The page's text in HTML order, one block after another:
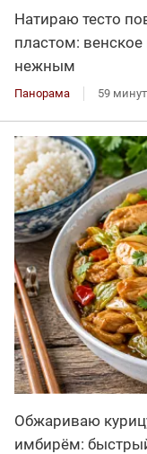
Натираю тесто
пластом: венское
нежным
Панорама 59
Обжариваю
имбирём: